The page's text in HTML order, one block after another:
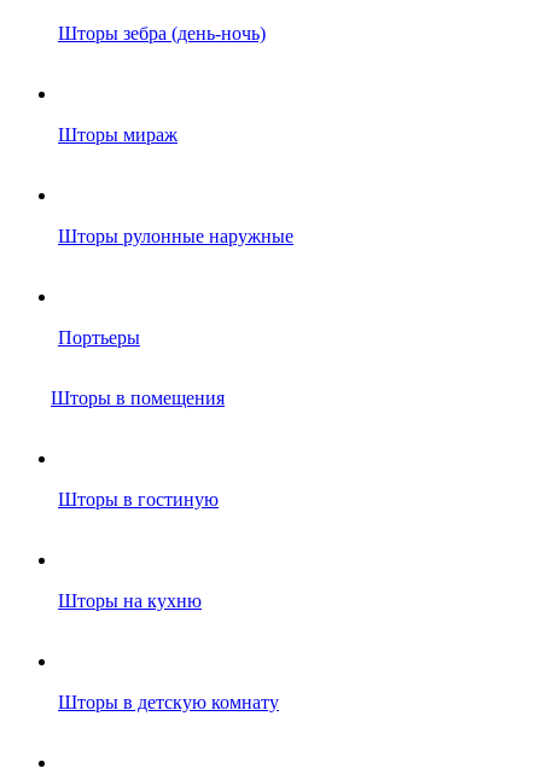
Шторы зебра (день-ночь)
Шторы мираж
Шторы рулонные наружные
Портьеры
Шторы в помещения
Шторы в гостиную
Шторы на кухню
Шторы в детскую комнату